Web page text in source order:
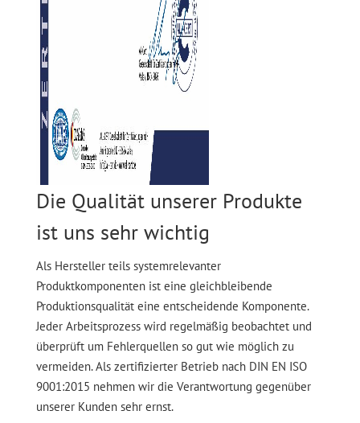
Die Qualität unserer Produkte
ist uns sehr wichtig
Als Hersteller teils systemrelevanter
Produktkomponenten ist eine gleichbleibende
Produktionsqualität eine entscheidende Komponente.
Jeder Arbeitsprozess wird regelmäßig beobachtet und
überprüft um Fehlerquellen so gut wie möglich zu
vermeiden. Als zertifizierter Betrieb nach DIN EN ISO
9001:2015 nehmen wir die Verantwortung gegenüber
unserer Kunden sehr ernst.